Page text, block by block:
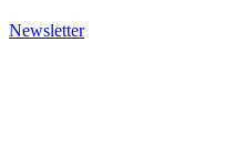
Newsletter